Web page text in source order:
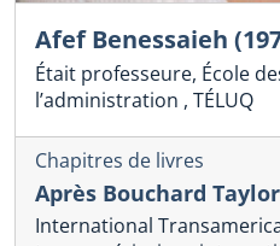
Afef Benessaieh
Était professeure, École
l’administration , TÉLUQ
Chapitres de livres
Après Bouchard Taylor
International